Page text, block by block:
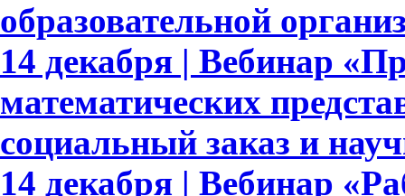
образовательной
14 декабря | Вебинар
математических
социальный заказ и
14 декабря | Вебинар